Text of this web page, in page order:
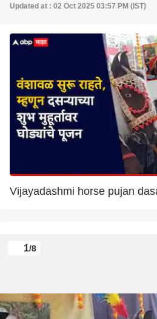
Updated at : 02 Oct 2025 03:57 PM (IST)
Vijayadashmi horse pujan
1/8